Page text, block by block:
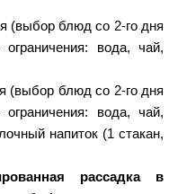
(выбор блюд со 2-го дня
вода, чай,
(выбор блюд со 2-го дня
вода, чай,
напиток (1 стакан,
рассадка в